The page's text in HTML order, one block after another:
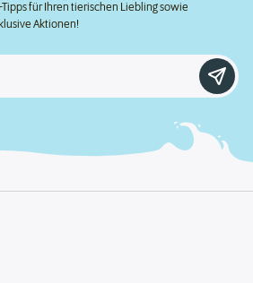
Tipps für Ihren tierischen Liebling sowie
Aktionen!